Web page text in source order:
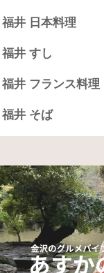
福井 日本料理
福井 すし
福井 フランス料理
福井 そば